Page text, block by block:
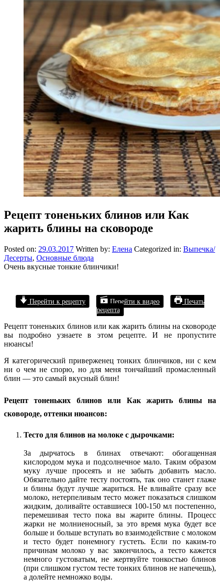
Рецепт тоненьких блинов или Как
жарить блины на сковороде
Posted on: 29.03.2017 Written by: Елена Categorized in: Выпечка/
Десерты, Основные блюда
Очень вкусные тонкие блинчики!
Перейти к рецепту Перейти к видео
Печать
рецепта
Рецепт тоненьких блинов или как жарить блины на сковороде
вы подробно узнаете в этом рецепте. И не пропустите
нюансы!
Я категорический приверженец тонких блинчиков, ни с кем
ни о чем не спорю, но для меня тончайший промасленный
блин — это самый вкусный блин!
Рецепт тоненьких блинов или Как жарить блины на
сковороде, оттенки нюансов:
Тесто для блинов на молоке с дырочками:
За дырчатось в блинах отвечают: обогащенная
кислородом мука и подсолнечное мало. Таким образом
муку лучше просеять и не забыть добавить масло.
Обязательно дайте тесту постоять, так оно станет глаже
и блины будут лучше жариться. Не вливайте сразу все
молоко, нетерпеливым тесто может показаться слишком
жидким, доливайте оставшиеся 100-150 мл постепенно,
перемешивая тесто пока вы жарите блины. Процесс
жарки не молниеносный, за это время мука будет все
больше и больше вступать во взаимодействие с молоком
и тесто будет понемногу густеть. Если по каким-то
причинам молоко у вас закончилось, а тесто кажется
немного густоватым, не жертвуйте тонкостью блинов
(при слишком густом тесте тонких блинов не напечешь),
а долейте немножко воды.